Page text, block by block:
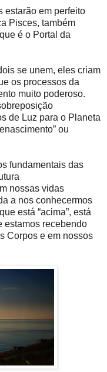
estarão em perfeito
Pisces, também
é o Portal da
se unem, eles criam
os processos da
muito poderoso.
de Luz para o Planeta
ou
fundamentais das
nossas vidas
a nos conhecermos
está “acima”, está
estamos recebendo
Corpos e em nossos